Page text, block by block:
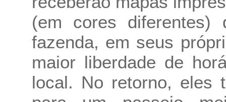
(em cores diferentes)
fazenda, em seus
maior liberdade de
local. No retorno, eles